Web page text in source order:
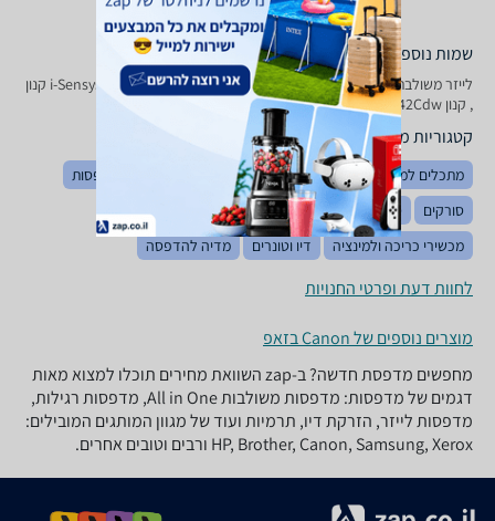
שמות נוספים לדגם
‏לייזר ‏משולבת Canon i - Sensys MF 742 Cdw קנון, i-Sensys MF742Cdw קנון
, קנון i-Sensys MF742Cdw
קטגוריות משלימות
מתכלים למדפסות תלת מימד מחשבי All in one
שרתי מדפסות
סורקים
סורקים יעודיים מכונות צילום
מגרסות נייר
מכשירי כריכה ולמינציה
דיו וטונרים מדיה להדפסה
לחוות דעת ופרטי החנויות
מוצרים נוספים של Canon בזאפ
מחפשים מדפסת חדשה? ב-zap השוואת מחירים תוכלו למצוא מאות
דגמים של מדפסות: מדפסות משולבות All in One, מדפסות רגילות,
מדפסות לייזר, הזרקת דיו, תרמיות ועוד של מגוון המותגים המובילים:
HP, Brother, Canon, Samsung, Xerox ורבים וטובים אחרים.